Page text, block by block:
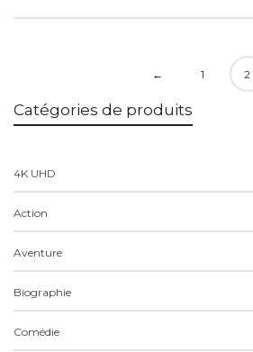
← 1 2
Catégories de produits
4K UHD
Action
Aventure
Biographie
Comédie